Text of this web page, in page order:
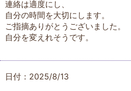
連絡は適度にし、
自分の時間を大切にします。
ご指摘ありがとうございました。
自分を変えれそうです。
日付：2025/8/13